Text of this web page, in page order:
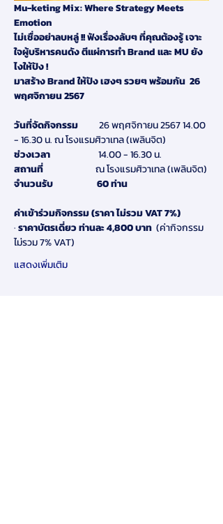
Mu-keting Mix: Where Strategy Meets
Emotion
ไม่เชื่ออย่าลบหลู่ !! ฟังเรื่องลับๆ ที่คุณต้องรู้ เจาะ
ใจผู้บริหารคนดัง ตีแผ่การทำ Brand และ MU ยัง
ไงให้ปัง !
มาสร้าง Brand ให้ปัง เฮงๆ รวยๆ พร้อมกัน  26
พฤศจิกายน 2567
วันที่จัดกิจกรรม 26 พฤศจิกายน 2567 14.00
- 16.30 น. ณ โรงแรมศิวาเทล (เพลินจิต)
ช่วงเวลา 14.00 - 16.30 น.
สถานที่ ณ โรงแรมศิวาเทล (เพลินจิต)
จำนวนรับ                     60 ท่าน
ค่าเข้าร่วมกิจกรรม (ราคา ไม่รวม VAT 7%)
· ราคาบัตรเดี่ยว ท่านละ 4,800 บาท (ค่ากิจกรรม
ไม่รวม 7% VAT)
แสดงเพิ่มเติม